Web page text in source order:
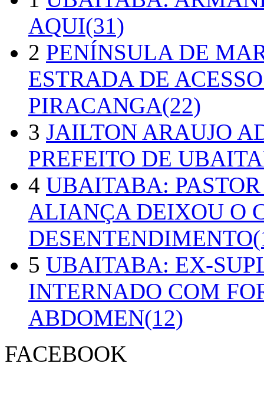
AQUI(31)
2 PENÍNSULA DE
ESTRADA DE
PIRACANGA(22)
3 JAILTON ARAUJO
PREFEITO DE
4 UBAITABA:
ALIANÇA DEIXOU O
5 UBAITABA: EX-
INTERNADO COM
ABDOMEN(12)
FACEBOOK